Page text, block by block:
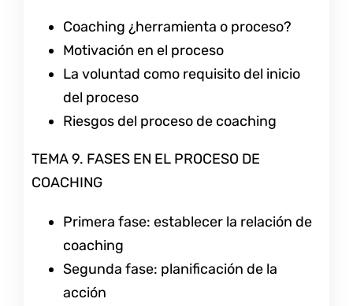
Coaching ¿herramienta o proceso?
Motivación en el proceso
La voluntad como requisito del inicio
del proceso
Riesgos del proceso de coaching
TEMA 9. FASES EN EL PROCESO DE
COACHING
Primera fase: establecer la relación de
coaching
Segunda fase: planificación de la
acción